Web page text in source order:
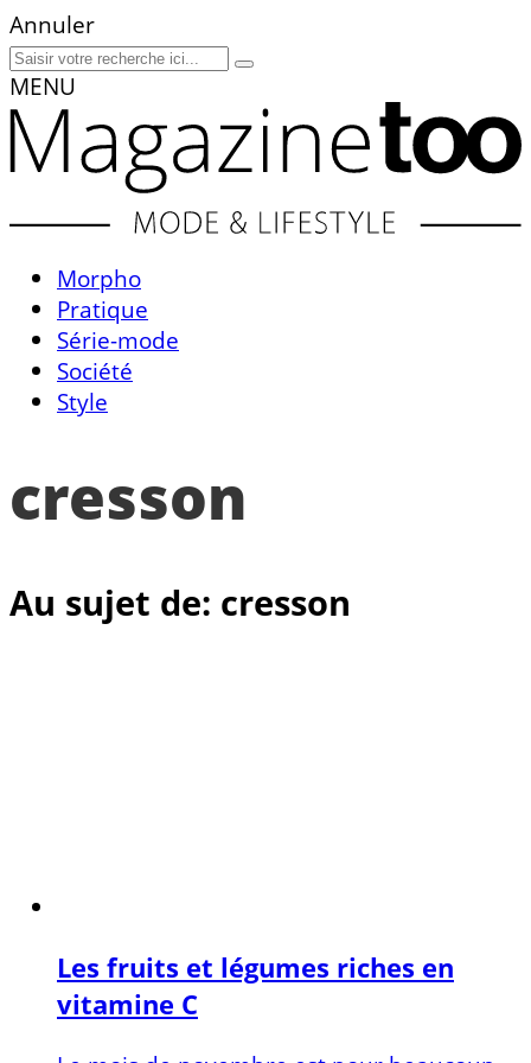
Annuler
MENU
Morpho
Pratique
Série-mode
Société
Style
cresson
Au sujet de: cresson
Les fruits et légumes riches en
vitamine C